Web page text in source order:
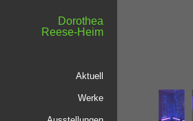
Dorothea
Reese-Heim
Aktuell
Werke